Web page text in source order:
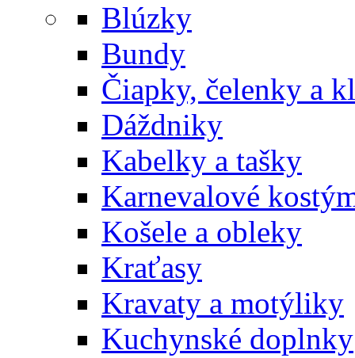
Blúzky
Bundy
Čiapky, čelenky a
Dáždniky
Kabelky a tašky
Karnevalové
Košele a obleky
Kraťasy
Kravaty a motýliky
Kuchynské doplnky